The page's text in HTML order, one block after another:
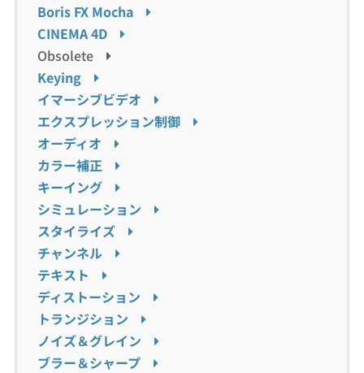
Boris FX Mocha
CINEMA 4D
Obsolete
Keying
イマーシブビデオ
エクスプレッション制御
オーディオ
カラー補正
キーイング
シミュレーション
スタイライズ
チャンネル
テキスト
ディストーション
トランジション
ノイズ＆グレイン
ブラー＆シャープ